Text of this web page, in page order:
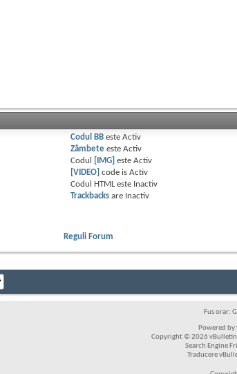
Codul BB esteActiv
Zâmbete esteActiv
Codul
[IMG] esteActiv
[VIDEO] code isActiv
Codul HTML este Inactiv
Trackbacks are Inactiv
Reguli Forum
Fus orar:
Powered
Copyright © 2026 vBulletin
Search Engine
Traducere